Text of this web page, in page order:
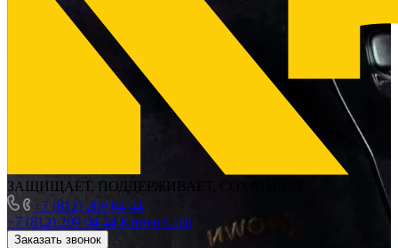
ЗАЩИЩАЕТ, ПОДДЕРЖИВАЕТ, СОХРАНЯЕТ
+7 (812) 209 04 44
+7 (812) 209 04 44 Krown СПБ
Заказать звонок